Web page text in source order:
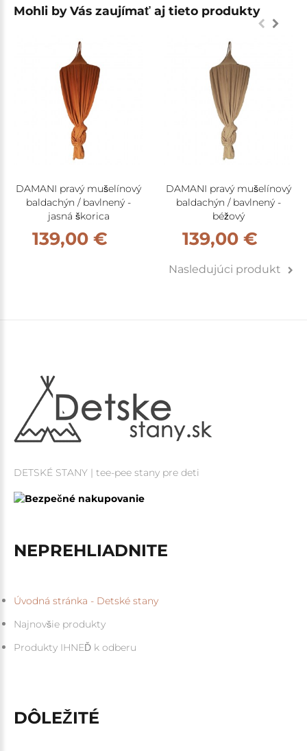
Mohli by Vás zaujímať aj tieto produkty
DAMANI pravý mušelínový
baldachýn / bavlnený -
jasná škorica
139,00 €
DAMANI pravý mušelínový
baldachýn / bavlnený -
béžový
139,00 €
Nasledujúci produkt
DETSKÉ STANY | tee-pee stany pre deti
NEPREHLIADNITE
Úvodná stránka - Detské stany
Najnovšie produkty
Produkty IHNEĎ k odberu
DÔLEŽITÉ